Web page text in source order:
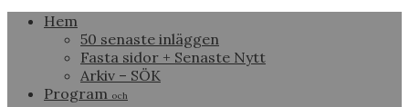
Hem
50 senaste inläggen
Fasta sidor + Senaste Nytt
Arkiv – SÖK
Program och